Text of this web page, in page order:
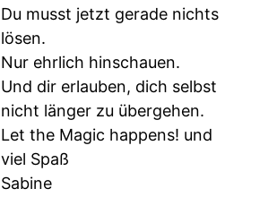
Du musst jetzt gerade nichts
lösen.
Nur ehrlich hinschauen.
Und dir erlauben, dich selbst
nicht länger zu übergehen.
Let the Magic happens! und
viel Spaß
Sabine